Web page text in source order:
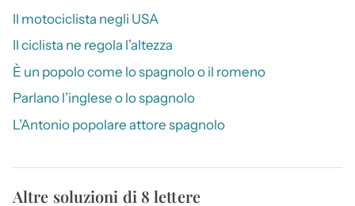
Il motociclista negli USA
Il ciclista ne regola l’altezza
È un popolo come lo spagnolo o il romeno
Parlano l’inglese o lo spagnolo
L’Antonio popolare attore spagnolo
Altre soluzioni di 8 lettere